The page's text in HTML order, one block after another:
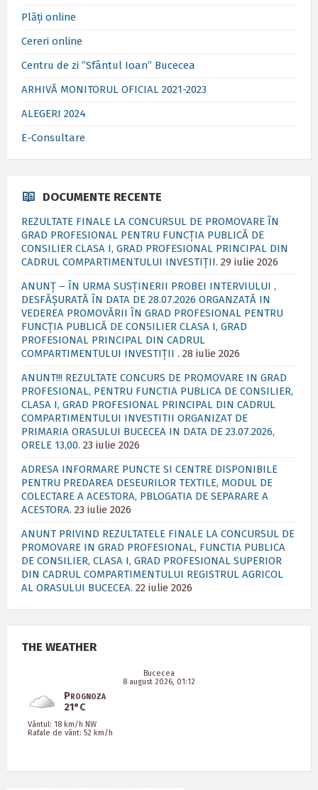
Plăți online
Cereri online
Centru de zi ”Sfântul Ioan” Bucecea
ARHIVĂ MONITORUL OFICIAL 2021-2023
ALEGERI 2024
E-Consultare
DOCUMENTE RECENTE
REZULTATE FINALE LA CONCURSUL DE PROMOVARE ÎN
GRAD PROFESIONAL PENTRU FUNCȚIA PUBLICĂ DE
CONSILIER CLASA I, GRAD PROFESIONAL PRINCIPAL DIN
CADRUL COMPARTIMENTULUI INVESTIȚII. 29 iulie 2026
ANUNȚ – ÎN URMA SUSȚINERII PROBEI INTERVIULUI ,
DESFĂȘURATĂ ÎN DATA DE 28.07.2026 ORGANZATĂ IN
VEDEREA PROMOVĂRII ÎN GRAD PROFESIONAL PENTRU
FUNCȚIA PUBLICĂ DE CONSILIER CLASA I, GRAD
PROFESIONAL PRINCIPAL DIN CADRUL
COMPARTIMENTULUI INVESTIȚII . 28 iulie 2026
ANUNT!!! REZULTATE CONCURS DE PROMOVARE IN GRAD
PROFESIONAL, PENTRU FUNCTIA PUBLICA DE CONSILIER,
CLASA I, GRAD PROFESIONAL PRINCIPAL DIN CADRUL
COMPARTIMENTULUI INVESTITII ORGANIZAT DE
PRIMARIA ORASULUI BUCECEA IN DATA DE 23.07.2026,
ORELE 13,00. 23 iulie 2026
ADRESA INFORMARE PUNCTE SI CENTRE DISPONIBILE
PENTRU PREDAREA DESEURILOR TEXTILE, MODUL DE
COLECTARE A ACESTORA, PBLOGATIA DE SEPARARE A
ACESTORA. 23 iulie 2026
ANUNT PRIVIND REZULTATELE FINALE LA CONCURSUL DE
PROMOVARE IN GRAD PROFESIONAL, FUNCTIA PUBLICA
DE CONSILIER, CLASA I, GRAD PROFESIONAL SUPERIOR
DIN CADRUL COMPARTIMENTULUI REGISTRUL AGRICOL
AL ORASULUI BUCECEA. 22 iulie 2026
THE WEATHER
Bucecea
8 august 2026, 01:12
Prognoza
21°C
Vântul: 18 km/h NW
Rafale de vânt: 52 km/h